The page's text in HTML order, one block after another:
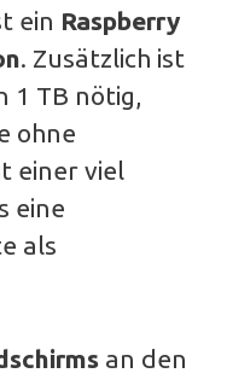
ein Raspberry
. Zusätzlich ist
1 TB nötig,
ohne
einer viel
eine
als
an den